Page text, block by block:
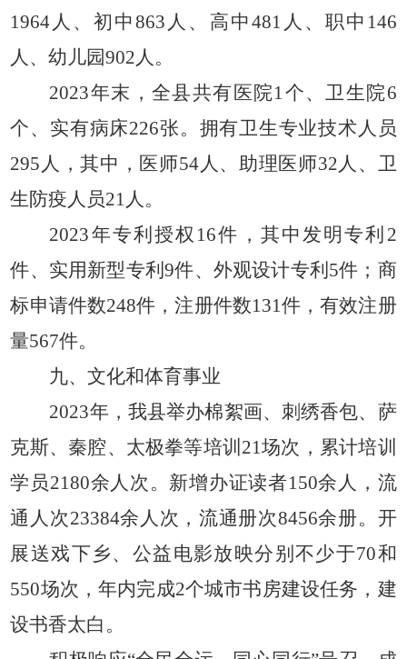
1964人、初中863人、高中481人、职中146
人、幼儿园902人。
2023年末，全县共有医院1个、卫生院6
个、实有病床226张。拥有卫生专业技术人员
295人，其中，医师54人、助理医师32人、卫
生防疫人员21人。
2023年专利授权16件，其中发明专利2
件、实用新型专利9件、外观设计专利5件；商
标申请件数248件，注册件数131件，有效注册
量567件。
九、文化和体育事业
2023年，我县举办棉絮画、刺绣香包、萨
克斯、秦腔、太极拳等培训21场次，累计培训
学员2180余人次。新增办证读者150余人，流
通人次23384余人次，流通册次8456余册。开
展送戏下乡、公益电影放映分别不少于70和
550场次，年内完成2个城市书房建设任务，建
设书香太白。